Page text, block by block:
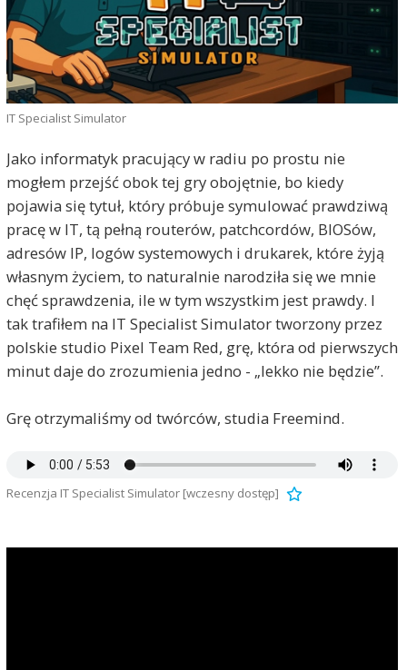
IT Specialist Simulator
Jako informatyk pracujący w radiu po prostu nie
mogłem przejść obok tej gry obojętnie, bo kiedy
pojawia się tytuł, który próbuje symulować prawdziwą
pracę w IT, tą pełną routerów, patchcordów, BIOSów,
adresów IP, logów systemowych i drukarek, które żyją
własnym życiem, to naturalnie narodziła się we mnie
chęć sprawdzenia, ile w tym wszystkim jest prawdy. I
tak trafiłem na IT Specialist Simulator tworzony przez
polskie studio Pixel Team Red, grę, która od pierwszych
minut daje do zrozumienia jedno - „lekko nie będzie”.
Grę otrzymaliśmy od twórców, studia Freemind.
Recenzja IT Specialist Simulator [wczesny dostęp]